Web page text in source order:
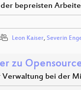
bepreisten
Leon Kaiser, Severin
zu
Verwaltung bei der